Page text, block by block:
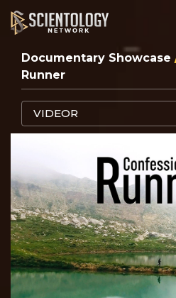
Documentary Showcase
Runner
VIDEOR